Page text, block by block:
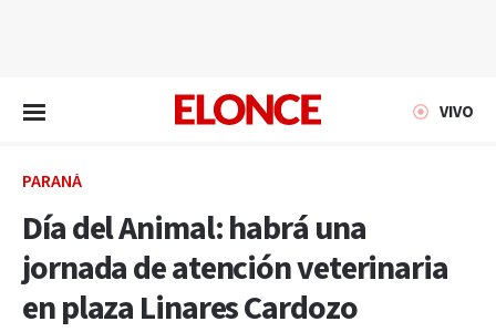
VIVO
PARANÁ
Día del Animal: habrá una
jornada de atención veterinaria
en plaza Linares Cardozo